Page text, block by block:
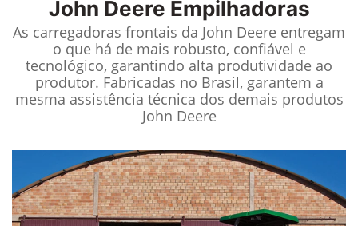
John Deere Empilhadoras
As carregadoras frontais da John Deere entregam
o que há de mais robusto, confiável e
tecnológico, garantindo alta produtividade ao
produtor. Fabricadas no Brasil, garantem a
mesma assistência técnica dos demais produtos
John Deere